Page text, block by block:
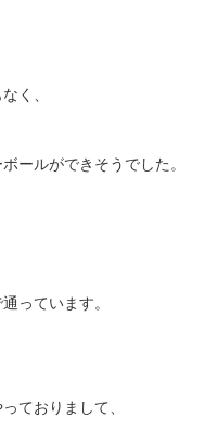
く、
ールができそうでした。
っています。
ておりまして、